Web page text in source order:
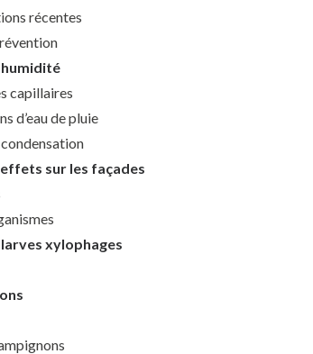
récentes
capillaires
d’eau de pluie
condensation
sur les façades
xylophages